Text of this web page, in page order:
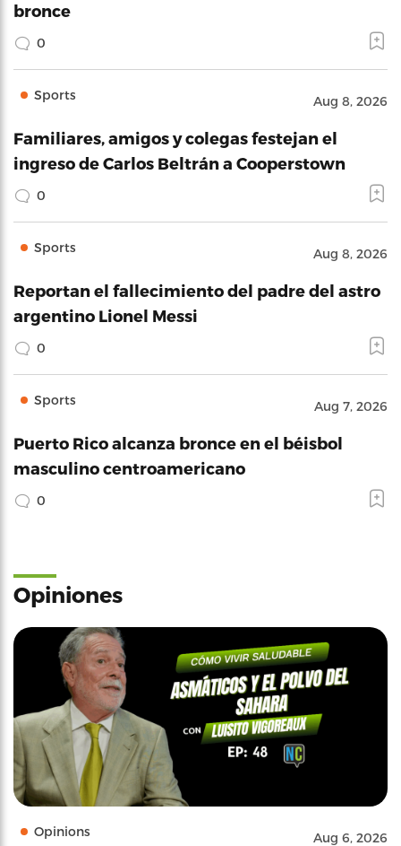
bronce
0
Sports Aug 8, 2026
Familiares, amigos y colegas festejan el
ingreso de Carlos Beltrán a Cooperstown
0
Sports Aug 8, 2026
Reportan el fallecimiento del padre del astro
argentino Lionel Messi
0
Sports Aug 7, 2026
Puerto Rico alcanza bronce en el béisbol
masculino centroamericano
0
Opiniones
Opinions Aug 6, 2026